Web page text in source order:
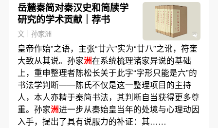
岳麓秦简对秦汉史和简牍学
研究的学术贡献｜荐书
文｜孙家洲
皇帝作始”之语，主张“廿六”实为“廿八”之讹，符奎
大致从其说。孙家洲在系统梳理诸家异说的基础
上，重申整理者陈松长关于此字“字形只能是六”的
书法学判断——陈氏不仅是这一整理项目的主持
人，本人亦精于秦简书法，其判断自当获得更多尊
重。孙家洲进一步从秦始皇当年的处境与心理动因
入手，提出了具有说服力的补证：其……